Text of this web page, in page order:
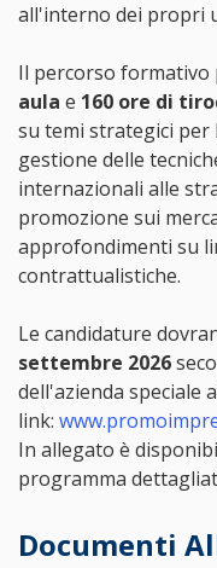
all'interno dei propri
Il percorso formativo
aula e 160 ore di
su temi strategici per
gestione delle
internazionali alle
promozione sui
approfondimenti su
contrattualistiche.
Le candidature
settembre 2026
dell'azienda speciale
link:
In allegato è
programma
Documenti